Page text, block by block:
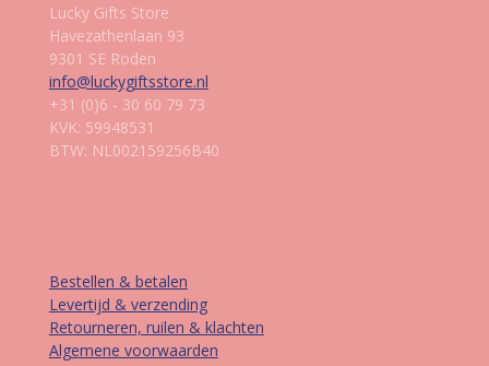
Lucky Gifts Store
Havezathenlaan 93
9301 SE Roden
info@luckygiftsstore.nl
+31 (0)6 - 30 60 79 73
KVK: 59948531
BTW: NL002159256B40
Bestellen & betalen
Levertijd & verzending
Retourneren, ruilen & klachten
Algemene voorwaarden